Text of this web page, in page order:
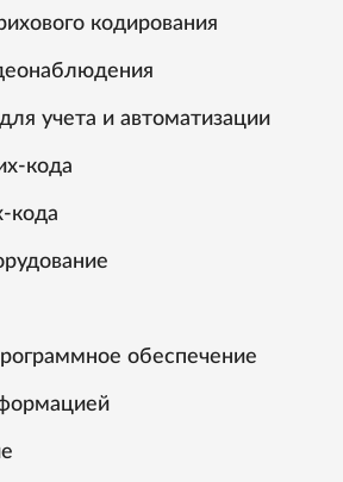
кодирования
учета и автоматизации
кода
кода
обеспечение